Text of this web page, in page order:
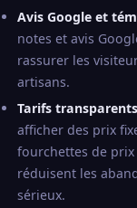
Avis Google et
notes et avis
rassurer les
artisans.
Tarifs
afficher des prix
fourchettes de
réduisent les
sérieux.